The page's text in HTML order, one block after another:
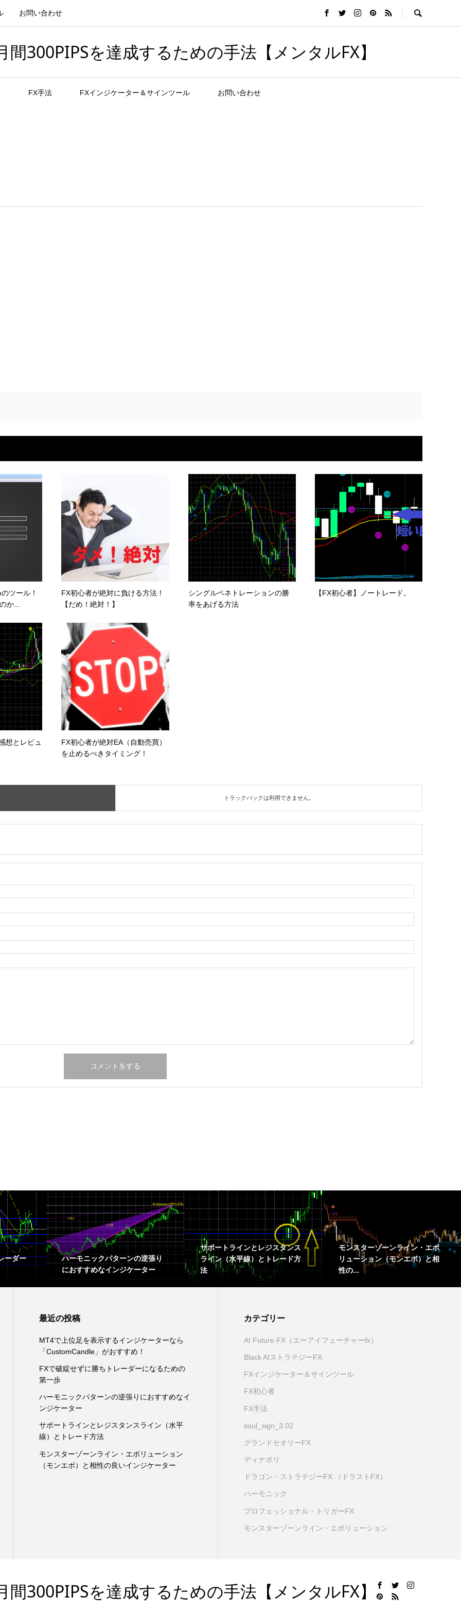
お問い合わせ
300PIPSを達成するための手法【メンタルFX】
FX手法 FXインジケーター＆サインツール お問い合わせ
ツール！
か...
FX初心者が絶対に負ける方法！
【だめ！絶対！】
シングルペネトレーションの勝
率をあげる方法
【FX初心者】ノートレード。
想とレビュ
FX初心者が絶対EA（自動売買）
を止めるべきタイミング！
トラックバックは利用できません。
ーダー
ハーモニックパターンの逆張り
におすすめなインジケーター
サポートラインとレジスタンス
ライン（水平線）とトレード方
法
モンスターゾーンライン・エボ
リューション（モンエボ）と相
性の...
最近の投稿
MT4で上位足を表示するインジケーターなら
「CustomCandle」がおすすめ！
FXで破綻せずに勝ちトレーダーになるための
第一歩
ハーモニックパターンの逆張りにおすすめなイ
ンジケーター
サポートラインとレジスタンスライン（水平
線）とトレード方法
モンスターゾーンライン・エボリューション
（モンエボ）と相性の良いインジケーター
カテゴリー
AI Future FX（エーアイフューチャーfx）
Black AIストラテジーFX
FXインジケーター＆サインツール
FX初心者
FX手法
soul_sign_3.02
グランドセオリーFX
ディナポリ
ドラゴン・ストラテジーFX （ドラストFX）
ハーモニック
プロフェッショナル・トリガーFX
モンスターゾーンライン・エボリューション
300PIPSを達成するための手法【メンタルFX】